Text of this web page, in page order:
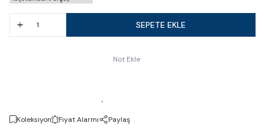
SEPETE EKLE
Not Ekle
Koleksiyon Fiyat Alarmı Paylaş